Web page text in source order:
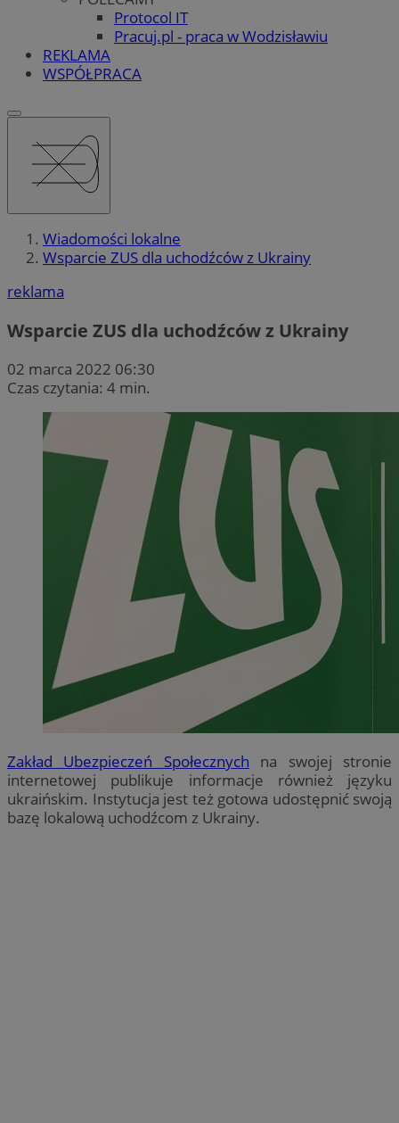
Protocol IT
Pracuj.pl - praca w Wodzisławiu
REKLAMA
WSPÓŁPRACA
Wiadomości lokalne
Wsparcie ZUS dla uchodźców z Ukrainy
reklama
Wsparcie ZUS dla uchodźców z Ukrainy
02 marca 2022 06:30
Czas czytania: 4 min.
Zakład Ubezpieczeń Społecznych na swojej stronie
internetowej publikuje informacje również języku
ukraińskim. Instytucja jest też gotowa udostępnić swoją
bazę lokalową uchodźcom z Ukrainy.